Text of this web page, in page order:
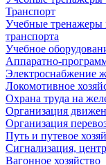
Транспорт
Учебные тренажеры
транспорта
Учебное
Аппаратно-
Электроснабжение
Локомотивное
Охрана труда на
Организация
Организация
Путь и путевое
Сигнализация,
Вагонное хозяйство